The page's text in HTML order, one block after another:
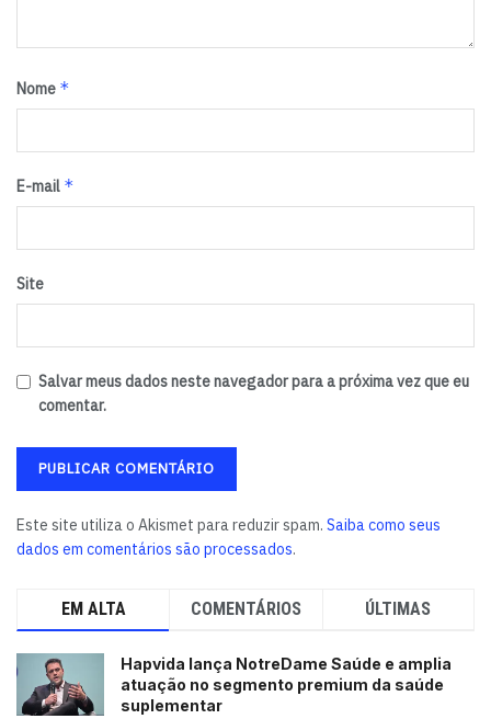
Nome *
E-mail *
Site
Salvar meus dados neste navegador para a próxima vez que eu
comentar.
Este site utiliza o Akismet para reduzir spam. Saiba como seus
dados em comentários são processados.
EM ALTA COMENTÁRIOS ÚLTIMAS
Hapvida lança NotreDame Saúde e amplia
atuação no segmento premium da saúde
suplementar